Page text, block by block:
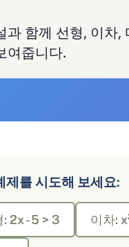
과 함께 선형, 이차
여줍니다.
제를 시도해 보세요:
: 2x - 5 > 3 이차: